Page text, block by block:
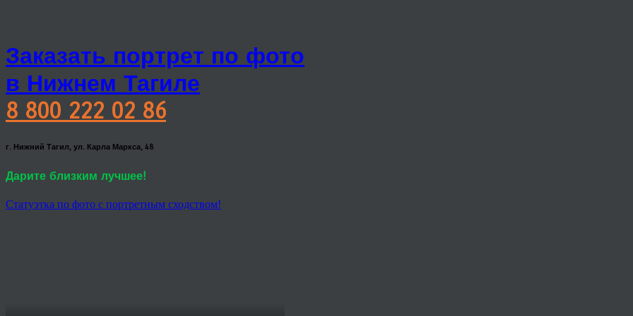
Заказать портрет по фото
в Нижнем Тагиле
8 800 222 02 86
г. Нижний Тагил, ул. Карла Маркса, 48
Дарите близким лучшее!
Статуэтка по фото с портретным сходством!